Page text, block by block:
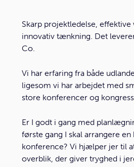
Skarp projektledelse,
innovativ tænkning. Det
Co.
Vi har erfaring fra både
ligesom vi har arbejdet med
store konferencer og
Er I godt i gang med
første gang I skal arrangere
konference? Vi hjælper jer til
overblik, der giver tryghed i